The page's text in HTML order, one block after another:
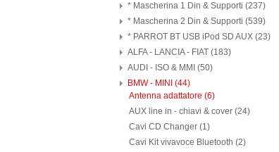
* Mascherina 1 Din & Supporti (237)
* Mascherina 2 Din & Supporti (539)
* PARROT BT USB iPod SD AUX (23)
ALFA - LANCIA - FIAT (183)
AUDI - ISO & MMI (50)
BMW - MINI (44)
Antenna adattatore (6)
AUX line in - chiavi & cover (24)
Cavi CD Changer (1)
Cavi Kit vivavoce Bluetooth (2)